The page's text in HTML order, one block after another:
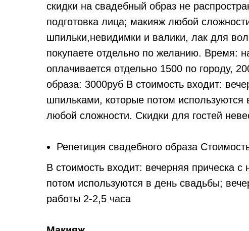
скидки на свадебный образ не
подготовка лица; макияж любой
шпильки,невидимки и валики, лак для
покупаете отдельно по желанию. Время:
оплачивается отдельно 1500 по городу,
образа: 3000руб В стоимость входит:
шпильками, которые потом
любой сложности. Скидки для гостей
Репетиция свадебного образа
В стоимость входит: вечерняя прическа
потом используются в день свадьбы;
работы 2-2,5 часа